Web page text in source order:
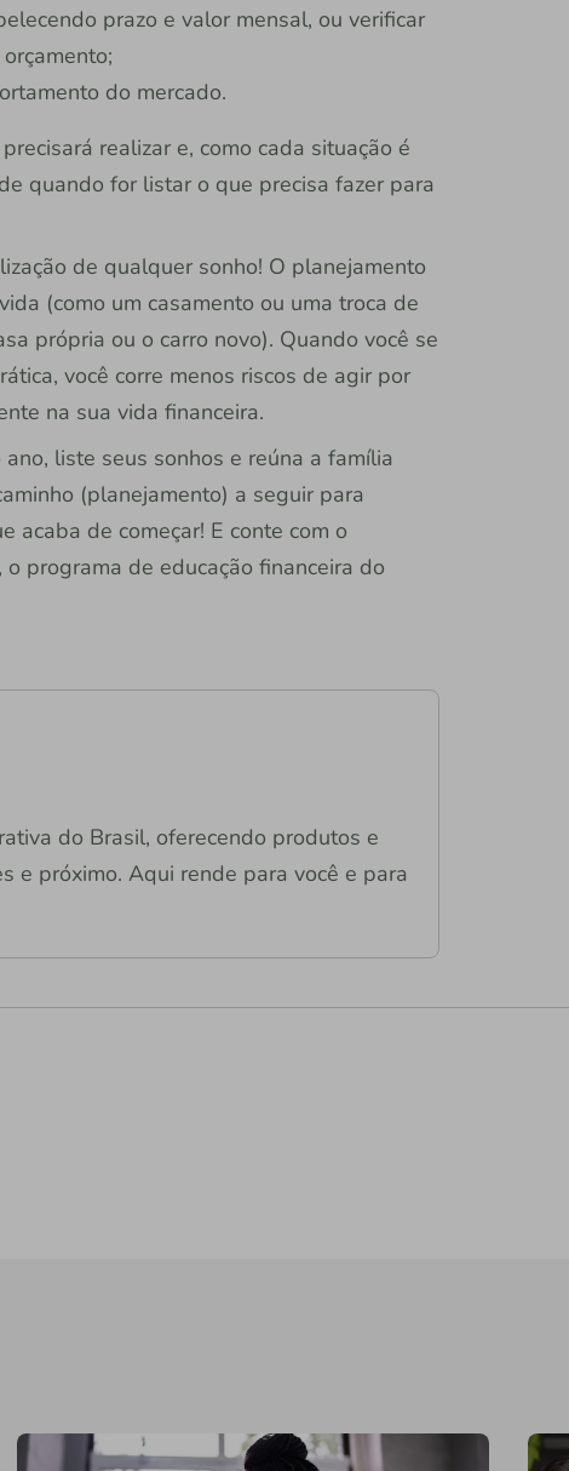
prazo e valor mensal, ou verificar
do mercado.
realizar e, como cada situação é
quando for listar o que precisa fazer para
de qualquer sonho! O planejamento
(como um casamento ou uma troca de
própria ou o carro novo). Quando você se
você corre menos riscos de agir por
na sua vida financeira.
liste seus sonhos e reúna a família
(planejamento) a seguir para
acaba de começar! E conte com o
, o programa de educação financeira do
do Brasil, oferecendo produtos e
e próximo. Aqui rende para você e para